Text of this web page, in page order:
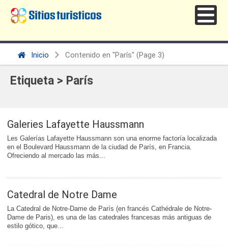
Inicio Contenido en "París" (Page 3)
Etiqueta > París
Galeries Lafayette Haussmann
Les Galerías Lafayette Haussmann son una enorme factoría localizada
en el Boulevard Haussmann de la ciudad de París, en Francia.
Ofreciendo al mercado las más...
Catedral de Notre Dame
La Catedral de Notre-Dame de París (en francés Cathédrale de Notre-
Dame de Paris), es una de las catedrales francesas más antiguas de
estilo gótico, que...